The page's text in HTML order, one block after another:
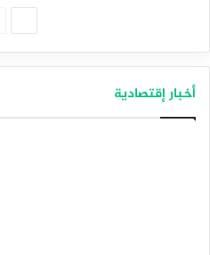
أخبار إقتصادية